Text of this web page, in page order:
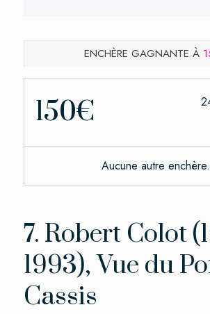
ENCHÈRE GAGNANTE À
150€
Aucune autre enchère.
7. Robert Colot
1993), Vue du
Cassis